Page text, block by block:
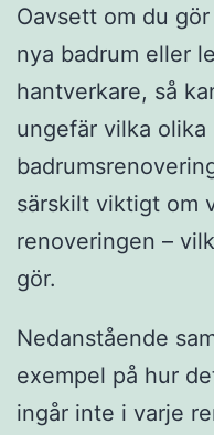
Oavsett om du
nya badrum eller
hantverkare, så
ungefär vilka olika
särskilt viktigt om
renoveringen –
gör.
Nedanstående
exempel på hur
ingår inte i varje